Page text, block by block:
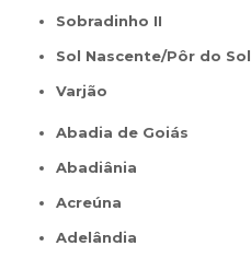
Sobradinho II
Sol Nascente/Pôr do Sol
Varjão
Abadia de Goiás
Abadiânia
Acreúna
Adelândia